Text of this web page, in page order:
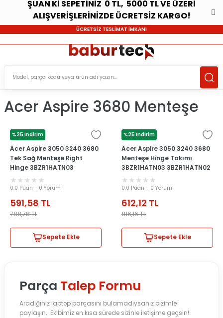
ŞUAN Kİ SEPETİNİZ 0 TL, 5000 TL VE ÜZERİ
ALIŞVERİŞLERİNİZDE ÜCRETSİZ KARGO!
ÜCRETSİZ TESLİMAT İMKANI
Acer Aspire 3680 Menteşe
%25 İndirim
ACER
Acer Aspire 3050 3240 3680
Tek Sağ Menteşe Right
Hinge 3BZR1HATN03
0.0 Puan - 0 Yorum
591,58 TL
788,78TL
Sepete Ekle
%25 İndirim
ACER
Acer Aspire 3050 3240 3680
Menteşe Hinge Takımı
3BZR1HATN03 3BZR1HATN02
0.0 Puan - 0 Yorum
612,12 TL
816,16TL
Sepete Ekle
Parça Talep Formu
Aradığınız laptop parçasını bulamadıysanız bizimle
paylaşın, Ekibimiz en kısa sürede sizinle iletişime geçsin!